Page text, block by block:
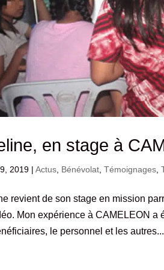
en stage à
2019 |Actus Bénévolat ,Témoignages ,
revient de son stage en mission
Mon expérience à CAMELEON a
le personnel et les autres...